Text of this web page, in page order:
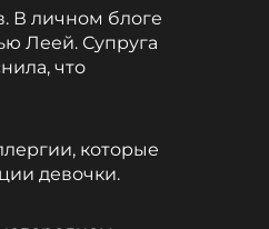
В личном блоге
Леей. Супруга
что
которые
девочки.